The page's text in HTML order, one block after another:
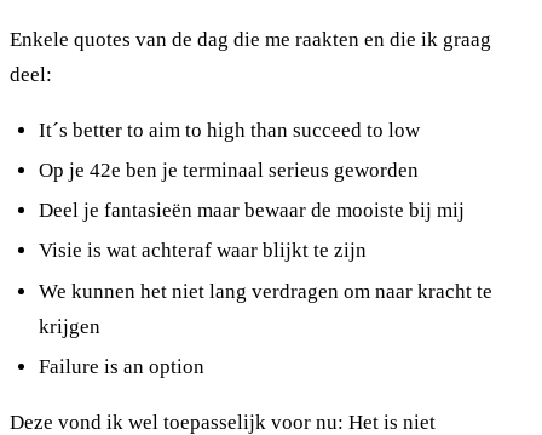
Enkele quotes van de dag die me raakten en die ik graag
deel:
It´s better to aim to high than succeed to low
Op je 42e ben je terminaal serieus geworden
Deel je fantasieën maar bewaar de mooiste bij mij
Visie is wat achteraf waar blijkt te zijn
We kunnen het niet lang verdragen om naar kracht te
krijgen
Failure is an option
Deze vond ik wel toepasselijk voor nu: Het is niet